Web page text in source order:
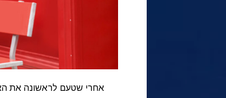
אחרי שטעם לראשונה את